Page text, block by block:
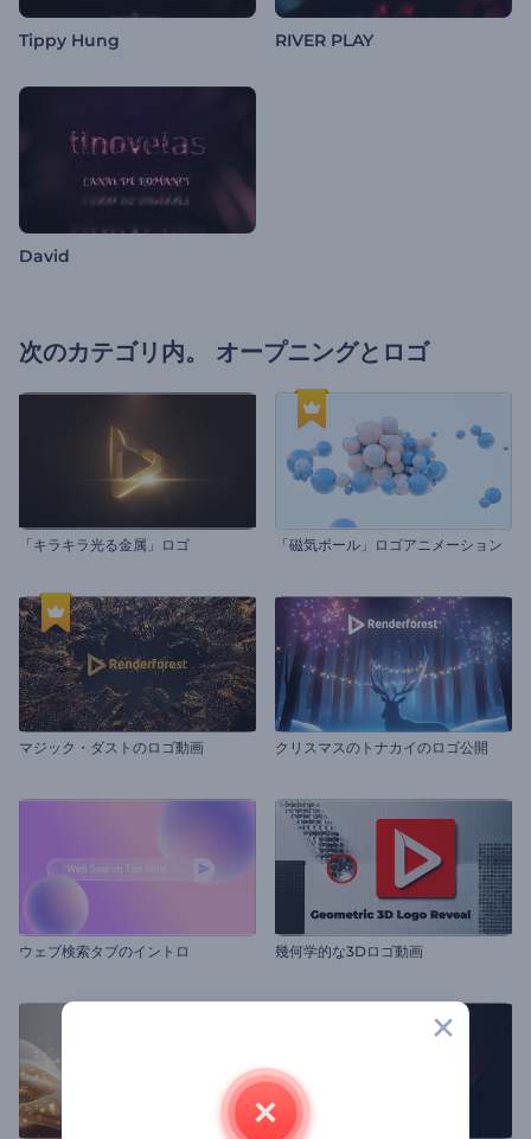
Tippy Hung RIVER PLAY
David
次のカテゴリ内。 オープニングとロゴ
「キラキラ光る金属」ロゴ 「磁気ボール」ロゴアニメーション
マジック・ダストのロゴ動画 クリスマスのトナカイのロゴ公開
ウェブ検索タブのイントロ 幾何学的な3Dロゴ動画